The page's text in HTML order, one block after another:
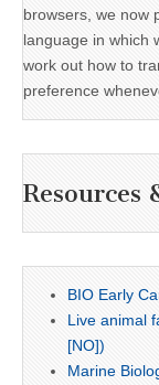
browsers, we now
language in which
work out how to
preference
Resources
BIO Early
Live animal
[NO])
Marine